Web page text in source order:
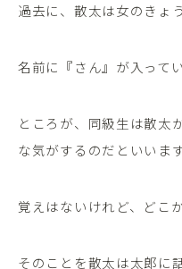
過去に、散太は女のきょ
名前に『さん』が入って
ところが、同級生は散太
な気がするのだといいます
覚えはないけれど、どこ
そのことを散太は太郎に